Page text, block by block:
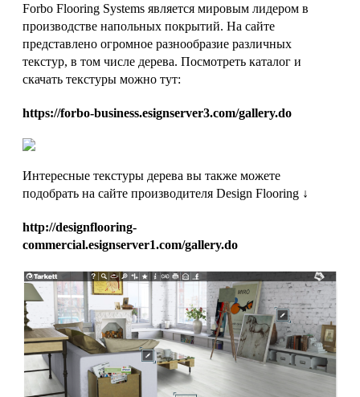
Forbo Flooring Systems является мировым лидером в
производстве напольных покрытий. На сайте
представлено огромное разнообразие различных
текстур, в том числе дерева. Посмотреть каталог и
скачать текстуры можно тут:
https://forbo-business.esignserver3.com/gallery.do
Интересные текстуры дерева вы также можете
подобрать на сайте производителя Design Flooring ↓
http://designflooring-
commercial.esignserver1.com/gallery.do